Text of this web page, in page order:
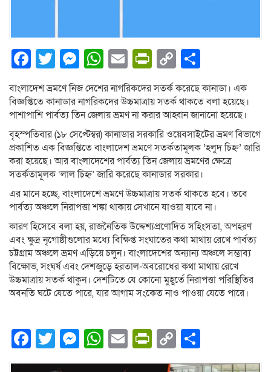
Facebook
Twitter
Messenger
WhatsApp
EmailPrintFriendly
Copy
Link
বাংলাদেশ ভ্রমণে নিজ দেশের নাগরিকদের সতর্ক করেছে কানাডা। এক
বিজ্ঞপ্তিতে কানাডার নাগরিকদের উচ্চমাত্রায় সতর্ক থাকতে বলা হয়েছে।
পাশাপাশি পার্বত্য তিন জেলায় ভ্রমণ না করার আহ্বান জানানো হয়েছে।
বৃহস্পতিবার (১৮ সেপ্টেম্বর) কানাডার সরকারি ওয়েবসাইটের ভ্রমণ বিভাগে
প্রকাশিত এক বিজ্ঞপ্তিতে বাংলাদেশ ভ্রমণে সতর্কতামূলক ‘হলুদ চিহ্ন’ জারি
করা হয়েছে। আর বাংলাদেশের পার্বত্য তিন জেলায় ভ্রমণের ক্ষেত্রে
সতর্কতামূলক ‘লাল চিহ্ন’ জারি করেছে কানাডার সরকার।
এর মানে হচ্ছে, বাংলাদেশে ভ্রমণে উচ্চমাত্রায় সতর্ক থাকতে হবে। তবে
পার্বত্য অঞ্চলে নিরাপত্তা শঙ্কা থাকায় সেখানে যাওয়া যাবে না।
কারণ হিসেবে বলা হয়, রাজনৈতিক উদ্দেশ্যপ্রণোদিত সহিংসতা, অপহরণ
এবং ক্ষুদ্র নৃগোষ্ঠীগুলোর মধ্যে বিক্ষিপ্ত সংঘাতের কথা মাথায় রেখে পার্বত্য
চট্টগ্রাম অঞ্চলে ভ্রমণ এড়িয়ে চলুন। বাংলাদেশের অন্যান্য অঞ্চলে সম্ভাব্য
বিক্ষোভ, সংঘর্ষ এবং দেশজুড়ে হরতাল-অবরোধের কথা মাথায় রেখে
উচ্চমাত্রায় সতর্ক থাকুন। দেশটিতে যে কোনো মুহূর্তে নিরাপত্তা পরিস্থিতির
অবনতি ঘটে যেতে পারে, যার আগাম সংকেত নাও পাওয়া যেতে পারে।
Facebook
Twitter
Messenger
WhatsApp
EmailPrintFriendly
Copy
Link